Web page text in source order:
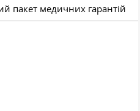
пакет медичних гарантій